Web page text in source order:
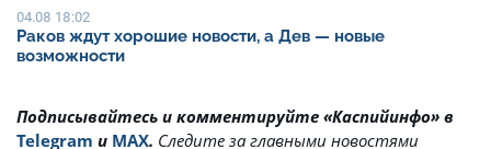
04.08 18:02
Раков ждут хорошие новости, а Дев — новые
возможности
Подписывайтесь и комментируйте «Каспийинфо» в
Telegram и MAX. Cледите за главными новостями